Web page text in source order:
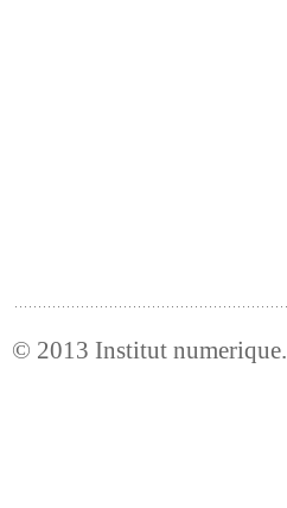
© 2013 Institut numerique.